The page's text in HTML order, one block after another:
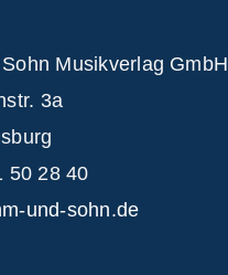
Musikverlag GmbH
3a
50 28 40
und-sohn.de